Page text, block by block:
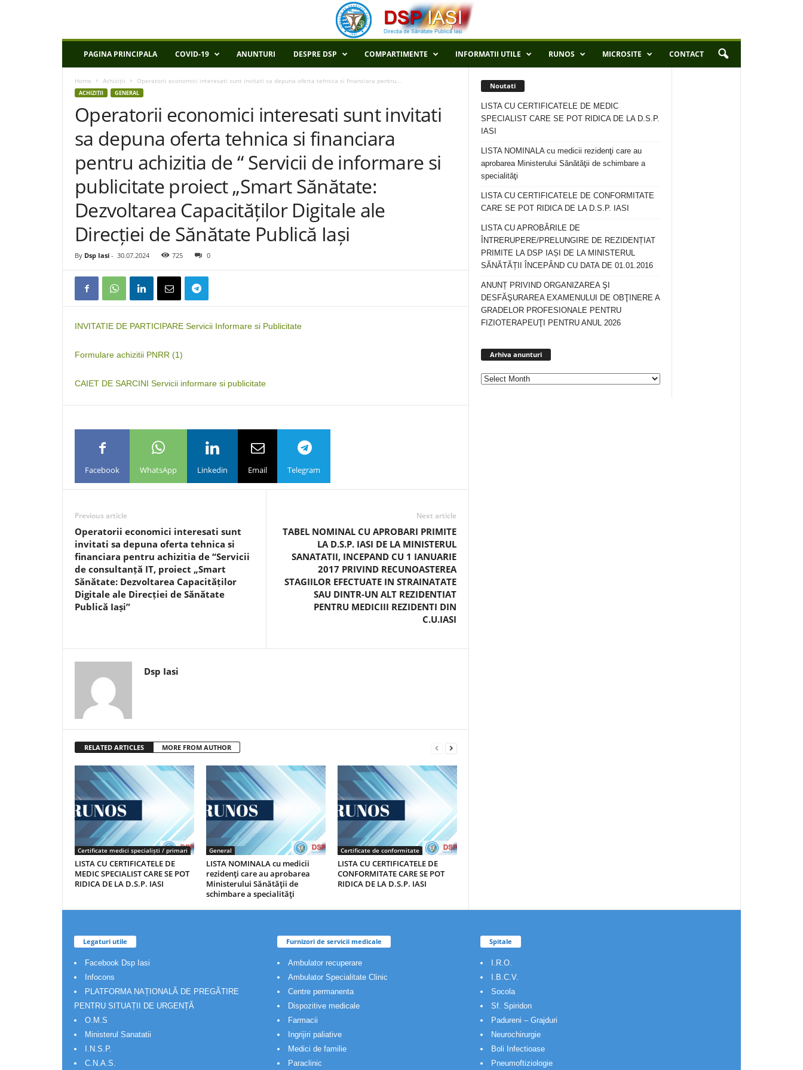
P
PAGINA PRINCIPALA COVID-19 ANUNTURI DESPRE DSP COMPARTIMENTE INFORMATII UTILE RUNOS MICROSITE CONTACT
Home Achiziții Operatorii economici interesati sunt invitati sa depuna oferta tehnica si financiara pentru...
ACHIZIȚII GENERAL
Operatorii economici interesati sunt invitati
sa depuna oferta tehnica si financiara
pentru achizitia de “ Servicii de informare si
publicitate proiect „Smart Sănătate:
Dezvoltarea Capacităților Digitale ale
Direcției de Sănătate Publică Iași
By Dsp Iasi - 30.07.2024 725 0
INVITATIE DE PARTICIPARE Servicii Informare si Publicitate
Formulare achizitii PNRR (1)
CAIET DE SARCINI Servicii informare si publicitate
Facebook WhatsApp Linkedin Email Telegram
Previous article
Operatorii economici interesati sunt
invitati sa depuna oferta tehnica si
financiara pentru achizitia de “Servicii
de consultanță IT, proiect „Smart
Sănătate: Dezvoltarea Capacităților
Digitale ale Direcției de Sănătate
Publică Iași”
Next article
TABEL NOMINAL CU APROBARI PRIMITE
LA D.S.P. IASI DE LA MINISTERUL
SANATATII, INCEPAND CU 1 IANUARIE
2017 PRIVIND RECUNOASTEREA
STAGIILOR EFECTUATE IN STRAINATATE
SAU DINTR-UN ALT REZIDENTIAT
PENTRU MEDICIII REZIDENTI DIN
C.U.IASI
Dsp Iasi
RELATED ARTICLES MORE FROM AUTHOR
Certificate medici specialiști / primari
LISTA CU CERTIFICATELE DE
MEDIC SPECIALIST CARE SE POT
RIDICA DE LA D.S.P. IASI
General
LISTA NOMINALA cu medicii
rezidenţi care au aprobarea
Ministerului Sănătăţii de
schimbare a specialităţi
Certificate de conformitate
LISTA CU CERTIFICATELE DE
CONFORMITATE CARE SE POT
RIDICA DE LA D.S.P. IASI
Noutati
LISTA CU CERTIFICATELE DE MEDIC
SPECIALIST CARE SE POT RIDICA DE LA D.S.P.
IASI
LISTA NOMINALA cu medicii rezidenţi care au
aprobarea Ministerului Sănătăţii de schimbare a
specialităţi
LISTA CU CERTIFICATELE DE CONFORMITATE
CARE SE POT RIDICA DE LA D.S.P. IASI
LISTA CU APROBĂRILE DE
ÎNTRERUPERE/PRELUNGIRE DE REZIDENȚIAT
PRIMITE LA DSP IAȘI DE LA MINISTERUL
SĂNĂTĂȚII ÎNCEPÂND CU DATA DE 01.01.2016
ANUNȚ PRIVIND ORGANIZAREA ŞI
DESFĂŞURAREA EXAMENULUI DE OBŢINERE A
GRADELOR PROFESIONALE PENTRU
FIZIOTERAPEUŢI PENTRU ANUL 2026
Arhiva anunturi
Legaturi utile
Facebook Dsp Iasi
Infocons
PLATFORMA NAȚIONALĂ DE PREGĂTIRE
PENTRU SITUAȚII DE URGENȚĂ
O.M.S
Ministerul Sanatatii
I.N.S.P.
C.N.A.S.
Furnizori de servicii medicale
Ambulator recuperare
Ambulator Specialitate Clinic
Centre permanenta
Dispozitive medicale
Farmacii
Ingrijiri paliative
Medici de familie
Paraclinic
Spitale
I.R.O.
I.B.C.V.
Socola
Sf. Spiridon
Padureni – Grajduri
Neurochirurgie
Boli Infectioase
Pneumoftiziologie